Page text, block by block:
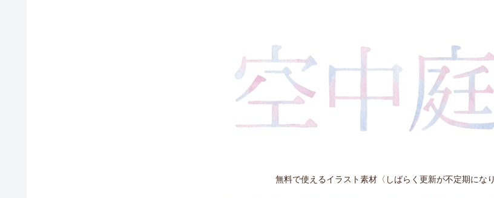
無料で使えるイラスト素材〈しばらく更新が不定期にな